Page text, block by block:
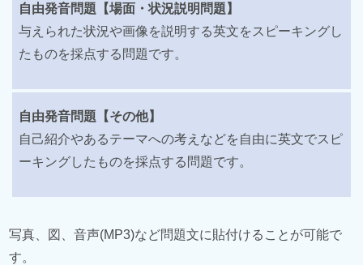
自由発音問題【場面・状況説明問題】
与えられた状況や画像を説明する英文をスピーキングし
たものを採点する問題です。
自由発音問題【その他】
自己紹介やあるテーマへの考えなどを自由に英文でスピ
ーキングしたものを採点する問題です。
写真、図、音声(MP3)など問題文に貼付けることが可能で
す。